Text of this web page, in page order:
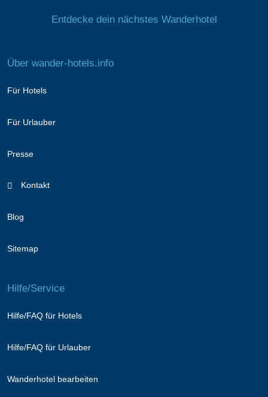
Entdecke dein nächstes Wanderhotel
Über wander-hotels.info
Für Hotels
Für Urlauber
Presse
Kontakt
Blog
Sitemap
Hilfe/Service
Hilfe/FAQ für Hotels
Hilfe/FAQ für Urlauber
Wanderhotel bearbeiten